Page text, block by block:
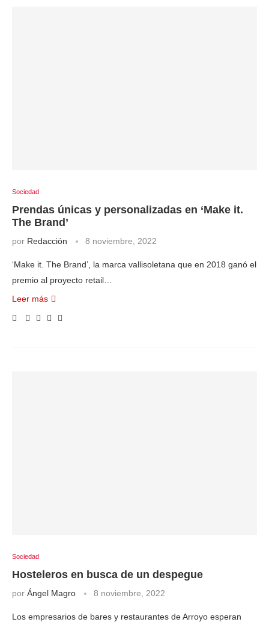
Sociedad
Prendas únicas y personalizadas en ‘Make it.
The Brand’
por Redacción 8 noviembre, 2022
‘Make it. The Brand’, la marca vallisoletana que en 2018 ganó el
premio al proyecto retail…
Leer más
Sociedad
Hosteleros en busca de un despegue
por Ángel Magro 8 noviembre, 2022
Los empresarios de bares y restaurantes de Arroyo esperan